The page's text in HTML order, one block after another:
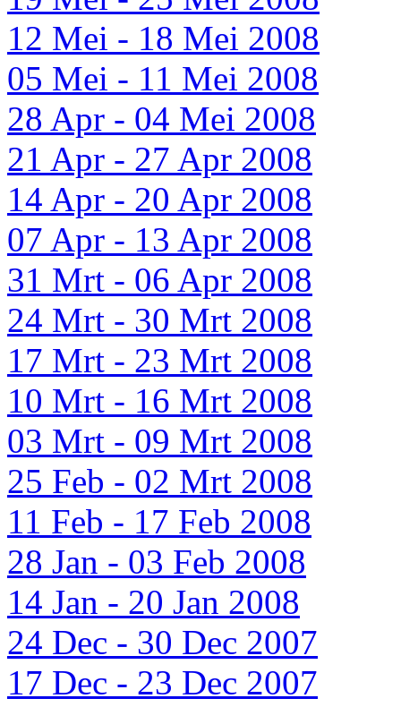
12 Mei - 18 Mei 2008
05 Mei - 11 Mei 2008
28 Apr - 04 Mei 2008
21 Apr - 27 Apr 2008
14 Apr - 20 Apr 2008
07 Apr - 13 Apr 2008
31 Mrt - 06 Apr 2008
24 Mrt - 30 Mrt 2008
17 Mrt - 23 Mrt 2008
10 Mrt - 16 Mrt 2008
03 Mrt - 09 Mrt 2008
25 Feb - 02 Mrt 2008
11 Feb - 17 Feb 2008
28 Jan - 03 Feb 2008
14 Jan - 20 Jan 2008
24 Dec - 30 Dec 2007
17 Dec - 23 Dec 2007